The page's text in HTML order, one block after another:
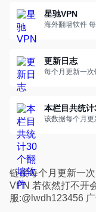
星驰VPN
海外翻墙软件
更新日志
每个月更新一次
本栏目共统
该数据每个月更
链接每个月更新一
VPN 若依然打不开
服:@lwdh123456